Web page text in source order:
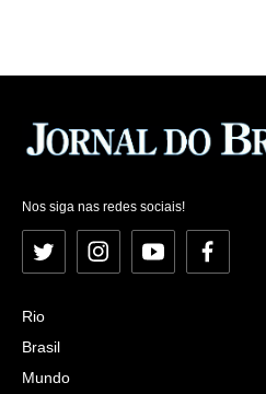
Nos siga nas redes sociais!
Twitter InstagramYouTubeFacebook
Rio
Brasil
Mundo